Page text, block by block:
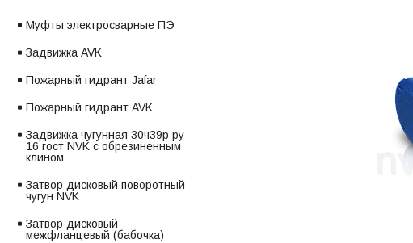
Муфты электросварные ПЭ
Задвижка AVK
Пожарный гидрант Jafar
Пожарный гидрант AVK
Задвижка чугунная 30ч39р ру
16 гост NVK с обрезиненным
клином
Затвор дисковый поворотный
чугун NVK
Затвор дисковый
межфланцевый (бабочка)